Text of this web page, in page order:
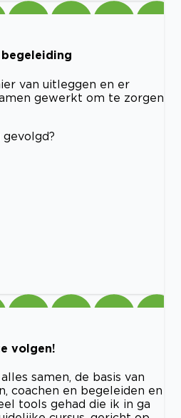
van uitleggen en er
gewerkt om te zorgen
volgen!
samen, de basis van
coachen en begeleiden en
tools gehad die ik in ga